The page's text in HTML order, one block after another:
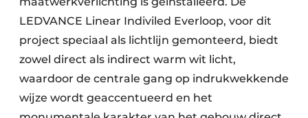
LEDVANCE Linear Indiviled Everloop, voor dit
project speciaal als lichtlijn gemonteerd, biedt
zowel direct als indirect warm wit licht,
waardoor de centrale gang op indrukwekkende
wijze wordt geaccentueerd en het